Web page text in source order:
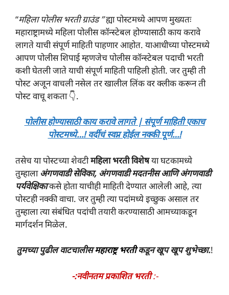
“महिला पोलीस भरती ग्राउंड ”ह्या पोस्टमध्ये आपण मुख्यतः
महाराष्ट्रामध्ये महिला पोलीस कॉन्स्टेबल होण्यासाठी काय करावे
लागते याची संपूर्ण माहिती पाहणार आहोत. याआधीच्या पोस्टमध्ये
आपण पोलीस शिपाई म्हणजेच पोलीस कॉन्स्टेबल पदाची भरती
कशी घेतली जाते याची संपूर्ण माहिती पाहिली होती. जर तुम्ही ती
पोस्ट अजून वाचली नसेल तर खालील लिंक वर क्लीक करून ती
पोस्ट वाचू शकता 👇.
पोलीस होण्यासाठी काय करावे लागते | संपूर्ण माहिती एकाच
पोस्टमध्ये…! वर्दीचं स्वप्न होईल नक्की पूर्ण…!
तसेच या पोस्टच्या शेवटीमहिला भरती विशेषया घटकामध्ये
तुम्हाला अंगणवाडी सेविका, अंगणवाडी मदतनीस आणि अंगणवाडी
पर्यवेक्षिकाकसे होता याचीही माहिती देण्यात आलेली आहे, त्या
पोस्टही नक्की वाचा. जर तुम्ही त्या पदांमध्ये इच्छुक असाल तर
तुम्हाला त्या संबंधित पदांची तयारी करण्यासाठी आमच्याकडून
मार्गदर्शन मिळेल.
तुमच्या पुढील वाटचालीसमहाराष्ट्र भरतीकडून खूप खूप शुभेच्छा.!
-:नवीनतम प्रकाशित भरती:-